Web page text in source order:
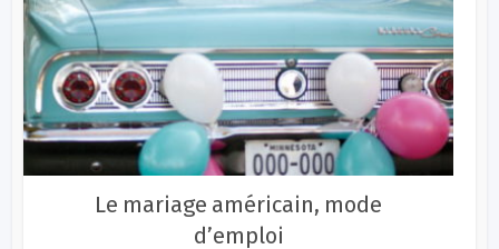
Le mariage américain, mode
d’emploi